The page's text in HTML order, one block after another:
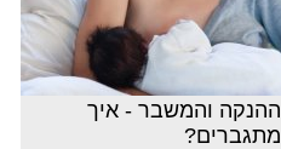
ההנקה והמשבר - איך
מתגברים?